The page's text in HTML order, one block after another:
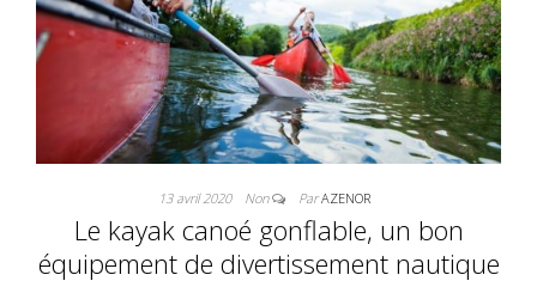
13 avril 2020 Non ParAZENOR
Le kayak canoé gonflable, un bon
équipement de divertissement nautique